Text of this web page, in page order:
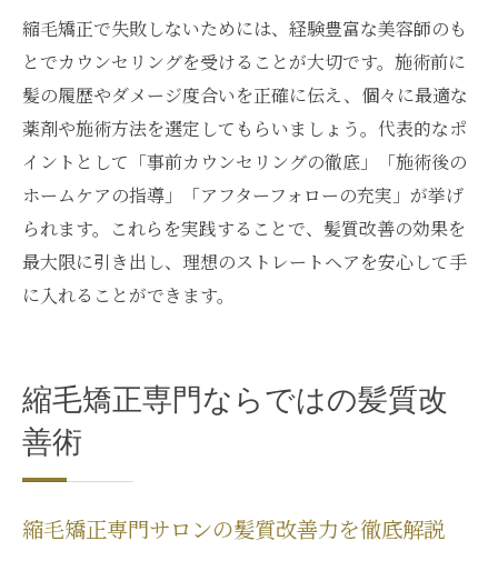
縮毛矯正で失敗しないためには、経験豊富な美容師のも
とでカウンセリングを受けることが大切です。施術前に
髪の履歴やダメージ度合いを正確に伝え、個々に最適な
薬剤や施術方法を選定してもらいましょう。代表的なポ
イントとして「事前カウンセリングの徹底」「施術後の
ホームケアの指導」「アフターフォローの充実」が挙げ
られます。これらを実践することで、髪質改善の効果を
最大限に引き出し、理想のストレートヘアを安心して手
に入れることができます。
縮毛矯正専門ならではの髪質改
善術
縮毛矯正専門サロンの髪質改善力を徹底解説